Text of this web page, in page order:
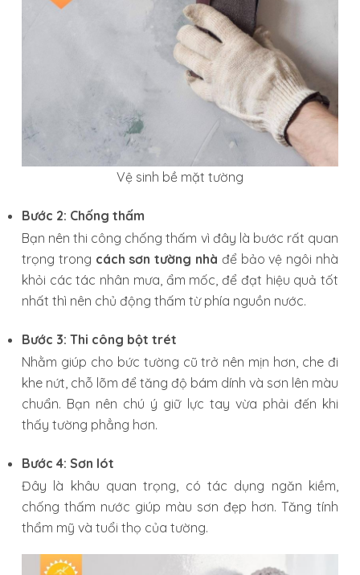
Vệ sinh bề mặt tường
Bước 2: Chống thấm
Bạn nên thi công chống thấm vì đây là bước rất quan
trọng trong cách sơn tường nhà để bảo vệ ngôi nhà
khỏi các tác nhân mưa, ẩm mốc, để đạt hiệu quả tốt
nhất thì nên chủ động thấm từ phía nguồn nước.
Bước 3: Thi công bột trét
Nhằm giúp cho bức tường cũ trở nên mịn hơn, che đi
khe nứt, chỗ lõm để tăng độ bám dính và sơn lên màu
chuẩn. Bạn nên chú ý giữ lực tay vừa phải đến khi
thấy tường phẳng hơn.
Bước 4: Sơn lót
Đây là khâu quan trọng, có tác dụng ngăn kiềm,
chống thấm nước giúp màu sơn đẹp hơn. Tăng tính
thẩm mỹ và tuổi thọ của tường.